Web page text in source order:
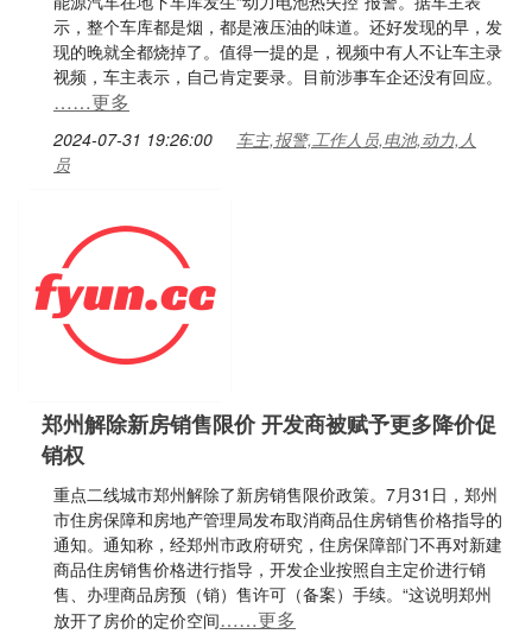
示，整个车库都是烟，都是液压油的味道。还好发现的早，发
现的晚就全都烧掉了。值得一提的是，视频中有人不让车主录
视频，车主表示，自己肯定要录。目前涉事车企还没有回应。
……更多
2024-07-31 19:26:00
车主,报警,工作人员,电池,动力,人
员
郑州解除新房销售限价 开发商被赋予更多降价促
销权
重点二线城市郑州解除了新房销售限价政策。7月31日，郑州
市住房保障和房地产管理局发布取消商品住房销售价格指导的
通知。通知称，经郑州市政府研究，住房保障部门不再对新建
商品住房销售价格进行指导，开发企业按照自主定价进行销
售、办理商品房预（销）售许可（备案）手续。“这说明郑州
放开了房价的定价空间……更多